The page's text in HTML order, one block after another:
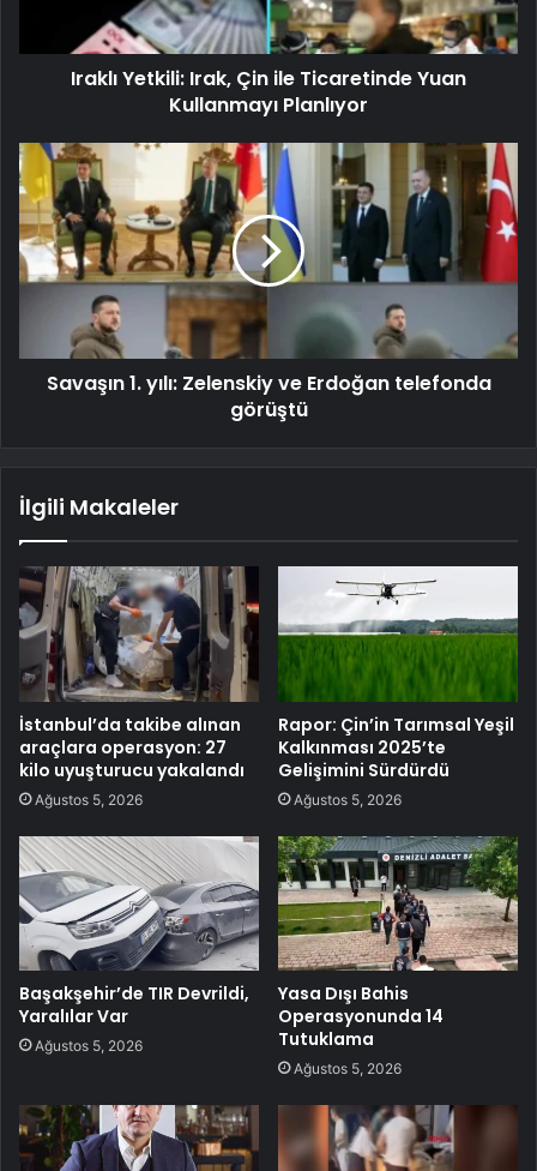
Iraklı Yetkili: Irak, Çin ile Ticaretinde Yuan
Kullanmayı Planlıyor
Savaşın 1. yılı: Zelenskiy ve Erdoğan telefonda
görüştü
İlgili Makaleler
İstanbul’da takibe alınan
araçlara operasyon: 27
kilo uyuşturucu yakalandı
Ağustos 5, 2026
Rapor: Çin’in Tarımsal Yeşil
Kalkınması 2025’te
Gelişimini Sürdürdü
Ağustos 5, 2026
Başakşehir’de TIR Devrildi,
Yaralılar Var
Ağustos 5, 2026
Yasa Dışı Bahis
Operasyonunda 14
Tutuklama
Ağustos 5, 2026